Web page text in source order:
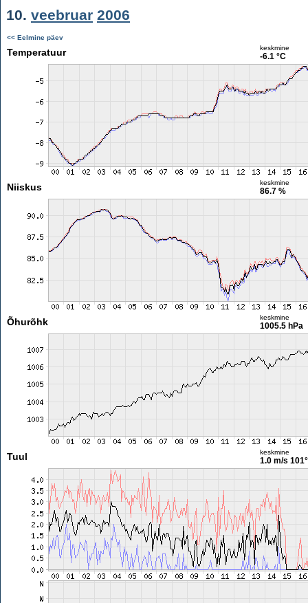
10. veebruar 2006
<< Eelmine päev
Temperatuur keskmine
-6.1 °C
Niiskus keskmine
86.7 %
Õhurõhk keskmine
1005.5 hPa
Tuul keskmine
1.0 m/s 101°